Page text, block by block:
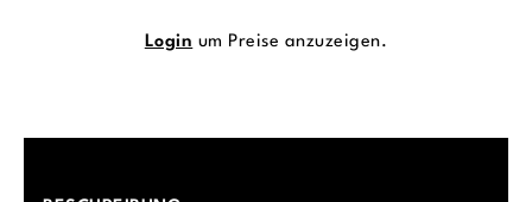
Login um Preise anzuzeigen.